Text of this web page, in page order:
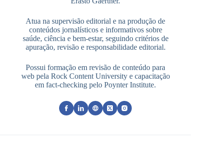
Atua na supervisão editorial e na produção de
conteúdos jornalísticos e informativos sobre
saúde, ciência e bem-estar, seguindo critérios de
apuração, revisão e responsabilidade editorial.
Possui formação em revisão de conteúdo para
web pela Rock Content University e capacitação
em fact-checking pelo Poynter Institute.